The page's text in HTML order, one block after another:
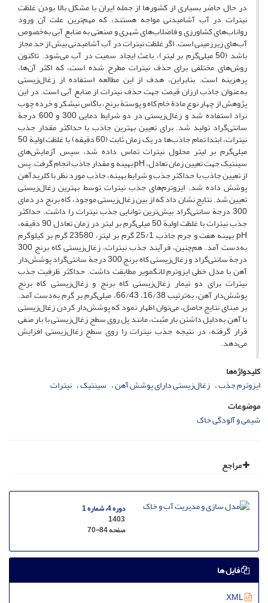
در حال حاضر بسیاری از کشورها از جمله ایران با مشکل بالا بودن غلظت
نیترات در آب آشامیدنی مواجه هستند، که مهم‌ترین علت آن ورود
رواناب‌های کشاورزی و فاضلاب‌های شهری و صنعتی به منابع آبی به‌خصوص
آب‌های زیرزمینی است. اگر غلظت نیترات در آب آشامیدنی بیش از حد مجاز
باشد (50 میلی‌گرم بر لیتر)، باعث ایجاد سمیت در آب می‌شود. تاکنون
روش‌های مختلفی برای حذف نیترات مطرح شده است، که اکثر آن‌ها،
پرهزینه است. بنابراین، هدف از این مطالعه استفاده از زغال‌زیستی
به‌عنوان جاذب ارزان قیمت جهت حذف نیترات از منابع آبی است. در این
پژوهش از چهار نوع مادة خام کاه و پوستة برنج، باگاس نیشکر و خرده چوب
نراد استفاده شد و زغال‌زیستی در دو شرایط دمایی 300 و 600 درجة
سانتی‌گراد تولید شد. برای تعیین بهترین جاذب با حداکثر مقدار جذب
نیترات، ابتدا تمام جاذب‌ها در یک زمان ثابت (60 دقیقه) با غلظت اولیة 50
میلی‌گرم بر لیتر محلول نیترات تماس داده شد، سپس آزمایش‌های
سینتیک جهت تعیین زمان تعادل، pH بهینه و مقدار جاذب انجام گرفت. پس
از تعیین جاذب با حداکثر جذب و شرایط بهینه، جاذب مورد نظر با کلریدآهن
پوشش داده شد. ایزوترم‌های جذب نیترات توسط بهترین زغال‌زیستی
تعیین شد. نتایج نشان داد که از بین زغال‌زیستی موجود، کاه برنج در دمای
300 درجة سانتی‌گراد بیش‌ترین توانایی جذب نیترات را داشت. حداکثر
جذب نیترات با غلظت اولیة 50 میلی‌گرم بر لیتر در زمان تعادل 90 دقیقه،
pH بهینه هفت و جرم جاذب 25/1 گرم بر لیتر، 23580 گرم بر کیلوگرم
به‌دست آمد. هم‌چنین، فرآیند جذب نیترات، زغال‌زیستی کاه برنج 300
درجة سانتی‌گراد و زغال‌زیستی کاه برنج 300 درجة سانتی‌گراد پوشش‌دار
آهن با مدل خطی ایزوترم لانگمویر مطابقت داشت. حداکثر ظرفیت جذب
نیترات برای دو تیمار زغال‌زیستی کاه برنج و زغال‌زیستی کاه برنج
پوشش‌دار آهن، به‌ترتیب 16/38، 66/43، میلی‌‌گرم بر گرم به‌دست آمد.
بر مبنای نتایج حاصل، می‌توان اظهار نمود که پوشش‌دار کردن زغال‌زیستی
با آهن به‌دلیل داشتن بار مثبت، مانند پل روی سطح زغال‌زیستی با بار منفی
قرار گرفته، در نتیجه جذب نیترات را روی سطح زغال‌زیستی افزایش
می‌دهد.
کلیدواژه‌ها
ایزوترم جذب زغال‌زیستی دارای پوشش آهن سینتیک نیترات
موضوعات
شیمی و آلودگی خاک
مراجع
دوره 4، شماره 1
1403
صفحه70-84
فایل ها